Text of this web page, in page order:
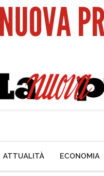
ATTUALITÀ ECONOMIA